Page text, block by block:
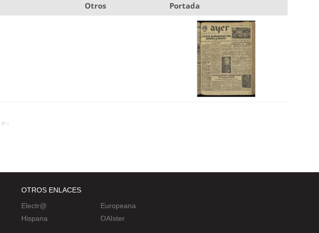
Otros
Portada
OTROS ENLACES
Electr@
Hispana
Europeana
OAIster